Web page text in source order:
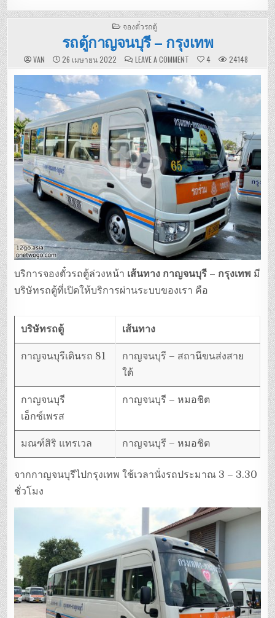
POSTED
IN
จองตั๋วรถตู้
รถตู้กาญจนบุรี – กรุงเทพ
VAN 26 เมษายน 2022 LEAVE A COMMENTON
ตู้
กาญจนบุรี
–
กรุงเทพ
4 24148
บริการจองตั๋วรถตู้ล่วงหน้า เส้นทาง กาญจนบุรี – กรุงเทพ มี
บริษัทรถตู้ที่เปิดให้บริการผ่านระบบของเรา คือ
บริษัทรถตู้ เส้นทาง
กาญจนบุรีเดินรถ 81
กาญจนบุรี – สถานีขนส่งสาย
ใต้
กาญจนบุรี
เอ็กซ์เพรส
กาญจนบุรี – หมอชิต
มณฑ์สิริ แทรเวล กาญจนบุรี – หมอชิต
จากกาญจนบุรีไปกรุงเทพ ใช้เวลานั่งรถประมาณ 3 – 3.30
ชั่วโมง